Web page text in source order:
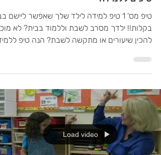
טיפים ללמידה
טיפ מס' 1 טיפ למידה לילד שלך שאפשר ליישם
בקלות!! ילדך מסרב לשבת וללמוד בבית? לא
להכין שיעורים או מתקשה לשבת? הנה טיפ
Load video